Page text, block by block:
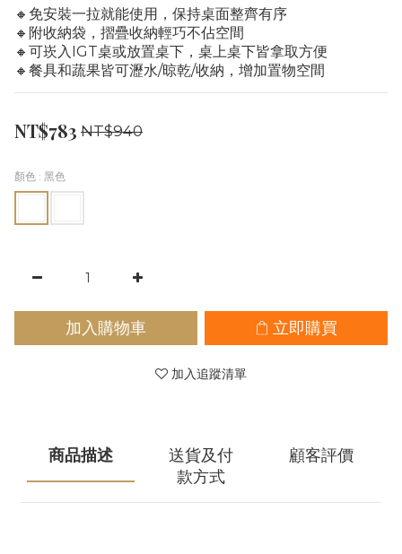
🔸免安裝一拉就能使用，保持桌面整齊有序
🔸附收納袋，摺疊收納輕巧不佔空間
🔸可崁入IGT桌或放置桌下，桌上桌下皆拿取方便
🔸餐具和蔬果皆可瀝水/晾乾/收納，增加置物空間
NT$783 NT$940
顏色 : 黑色
加入購物車 立即購買
加入追蹤清單
商品描述
送貨及付
款方式
顧客評價